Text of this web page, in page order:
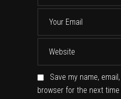
Save my name,
browser for the next